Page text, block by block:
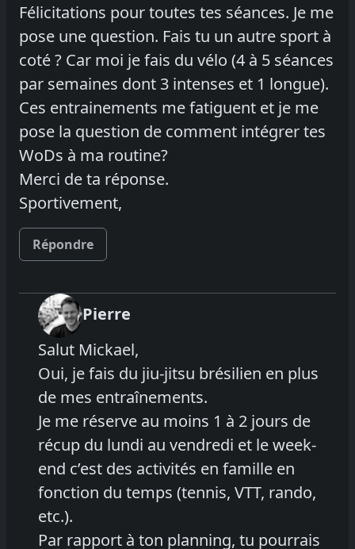
Félicitations pour toutes tes séances. Je me
pose une question. Fais tu un autre sport à
coté ? Car moi je fais du vélo (4 à 5 séances
par semaines dont 3 intenses et 1 longue).
Ces entrainements me fatiguent et je me
pose la question de comment intégrer tes
WoDs à ma routine?
Merci de ta réponse.
Sportivement,
Répondre
Pierre
Salut Mickael,
Oui, je fais du jiu-jitsu brésilien en plus
de mes entraînements.
Je me réserve au moins 1 à 2 jours de
récup du lundi au vendredi et le week-
end c’est des activités en famille en
fonction du temps (tennis, VTT, rando,
etc.).
Par rapport à ton planning, tu pourrais